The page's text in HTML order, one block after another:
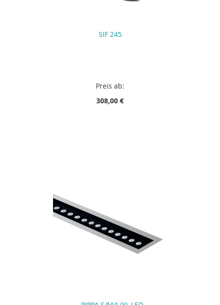
SIF 245
Preis ab:
308,00 €